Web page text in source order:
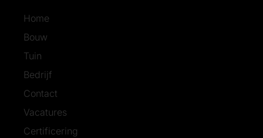
Home
Bouw
Tuin
Bedrijf
Contact
Vacatures
Certificering